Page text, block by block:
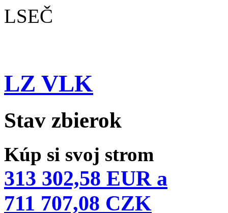
LSEČ
LZ VLK
Stav zbierok
Kúp si svoj strom
313 302,58 EUR a
711 707,08 CZK